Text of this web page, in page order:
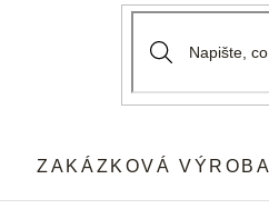
ZAKÁZKOVÁ VÝROBA